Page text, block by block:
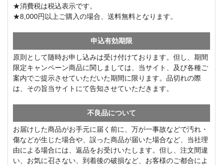
★消費税は税込表示です。
★8,000円以上ご購入の場合、送料無料となります。
申込有効期限
原則として随時お申し込みは受け付けております。但し、期間
限定キャンペーン商品に関しましては、当サイト、及び各種ご
案内でご提示させていただいた期間に限ります。品切れの際
は、その旨当サイトにて告知させていただきます。
不良品について
お届けした商品がお手元に届く前に、万が一事故などで汚れ・
傷などが生じた場合や、誤った商品が届いた場合など、当社理
由による場合には、返品をお受けいたします。但し、注文間違
い、お気に召さない、到着後の破損など、お客様のご都合によ